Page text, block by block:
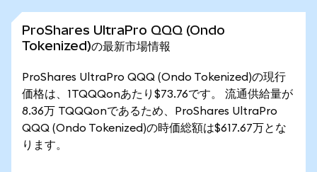
ProShares UltraPro QQQ (Ondo
Tokenized)の最新市場情報
ProShares UltraPro QQQ (Ondo Tokenized)の現行
価格は、1TQQQonあたり$73.76です。 流通供給量が
8.36万 TQQQonであるため、ProShares UltraPro
QQQ (Ondo Tokenized)の時価総額は$617.67万とな
ります。